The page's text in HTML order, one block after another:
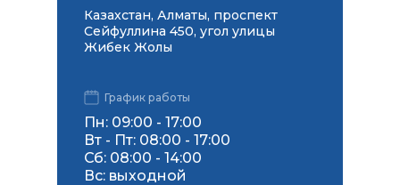
Казахстан, Алматы, проспект
Сейфуллина 450, угол улицы
Жибек Жолы
График работы
Пн: 09:00 - 17:00
Вт - Пт: 08:00 - 17:00
Сб: 08:00 - 14:00
Вс: выходной
Политика конфиденциальности